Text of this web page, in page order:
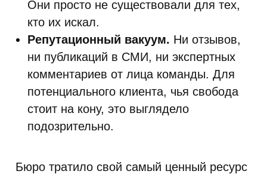
Они просто не существовали для тех,
кто их искал.
Репутационный вакуум. Ни отзывов,
ни публикаций в СМИ, ни экспертных
комментариев от лица команды. Для
потенциального клиента, чья свобода
стоит на кону, это выглядело
подозрительно.
Бюро тратило свой самый ценный ресурс